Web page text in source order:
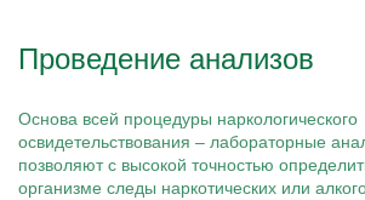
Проведение анализов
Основа всей процедуры наркологического
освидетельствования – лабораторные
позволяют с высокой точностью
организме следы наркотических или